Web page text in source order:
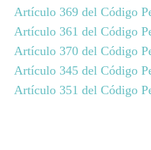
Artículo 369 del Código
Artículo 361 del Código
Artículo 370 del Código
Artículo 345 del Código
Artículo 351 del Código